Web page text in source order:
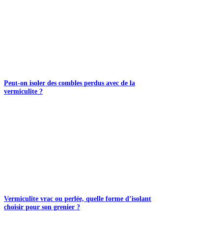
Peut-on isoler des combles perdus avec de la
vermiculite ?
Vermiculite vrac ou perlée, quelle forme d’isolant
choisir pour son grenier ?